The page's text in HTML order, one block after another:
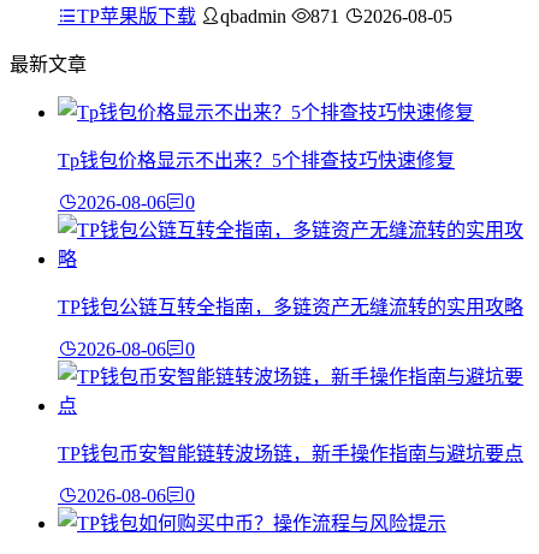
TP苹果版下载 qbadmin 871 2026-08-05
最新文章
Tp钱包价格显示不出来？5个排查技巧快速修复
2026-08-06 0
TP钱包公链互转全指南，多链资产无缝流转的实用攻略
2026-08-06 0
TP钱包币安智能链转波场链，新手操作指南与避坑要点
2026-08-06 0